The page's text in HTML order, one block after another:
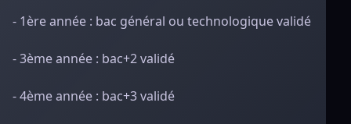
- 1ère année : bac général ou technologique validé
- 3ème année : bac+2 validé
- 4ème année : bac+3 validé